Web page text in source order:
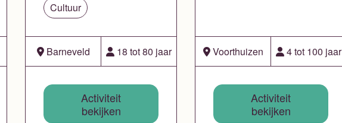
Cultuur
Barneveld 18 tot 80 jaar
Activiteit
bekijken
Voorthuizen 4 tot 100 jaar
Activiteit
bekijken